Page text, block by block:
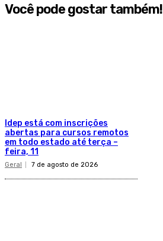
Você pode gostar também!
Idep está com inscrições
abertas para cursos remotos
em todo estado até terça –
feira, 11
Geral 7 de agosto de 2026